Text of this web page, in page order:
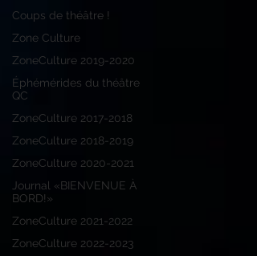
Coups de théâtre !
Zone Culture
ZoneCulture 2019-2020
Éphémérides du théâtre
QC
ZoneCulture 2017-2018
ZoneCulture 2018-2019
ZoneCulture 2020-2021
Journal «BIENVENUE À
BORD!»
ZoneCulture 2021-2022
ZoneCulture 2022-2023